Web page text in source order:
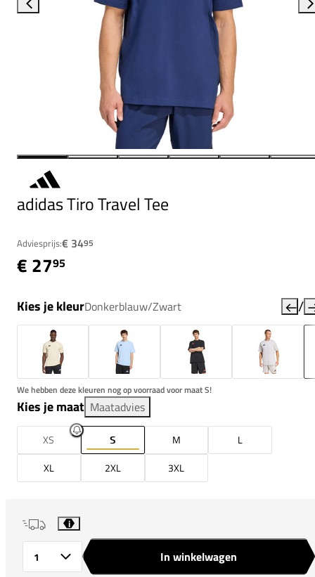
adidas Tiro Travel Tee
Adviesprijs:€ 3495
€ 2795
Kies je kleurDonkerblauw/Zwart /
We hebben deze kleuren nog op voorraad voor maat S!
Kies je maat Maatadvies
XS S M
L
XL
2XL 3XL
i
In winkelwagen